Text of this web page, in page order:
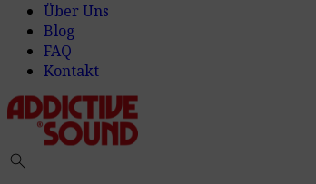
Über Uns
Blog
FAQ
Kontakt
search